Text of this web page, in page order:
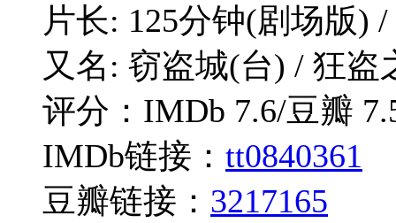
片长: 125分钟(剧场版)
又名: 窃盗城(台) / 狂
评分：IMDb 7.6/豆瓣
IMDb链接： tt0840361
豆瓣链接： 3217165